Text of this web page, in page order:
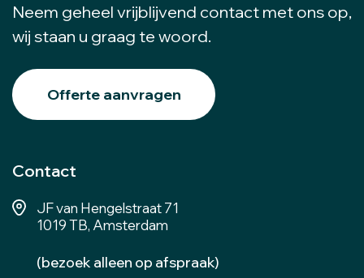
Neem geheel vrijblijvend contact met ons op,
wij staan u graag te woord.
Offerte aanvragen
Contact
JF van Hengelstraat 71
1019 TB, Amsterdam
(bezoek alleen op afspraak)